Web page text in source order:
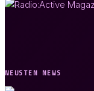
NEUSTEN NEWS